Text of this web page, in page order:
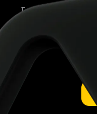
โบรกเกอร์ออนไ
บริการตั้งแต่ปี
เทรดด้วยความป